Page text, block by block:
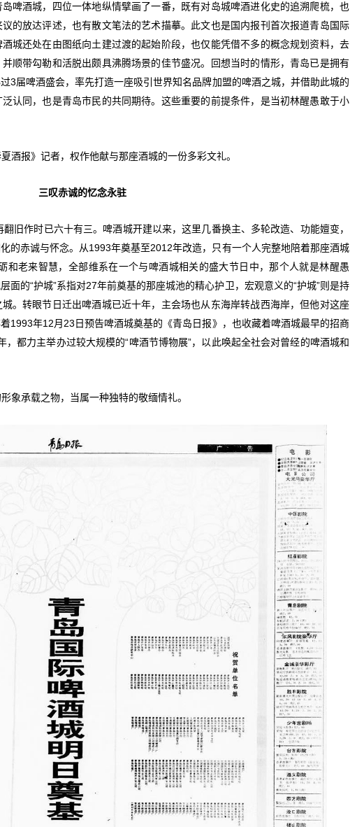
啤酒城，四位一体地纵情擘画了一番，既有对岛城啤酒进化史的追溯爬梳，也
的放达评述，也有散文笔法的艺术描摹。此文也是国内报刊首次报道青岛国际
城还处在由图纸向土建过渡的起始阶段，也仅能凭借不多的概念规划资料，去
顺带勾勒和活脱出颇具沸腾场景的佳节盛况。回想当时的情形，青岛已是拥有
3届啤酒盛会，率先打造一座吸引世界知名品牌加盟的啤酒之城，并借助此城的
认同，也是青岛市民的共同期待。这些重要的前提条件，是当初林醒愚敢于小
酒报》记者，权作他献与那座酒城的一份多彩文礼。
三叹赤诚的忆念永驻
旧作时已六十有三。啤酒城开建以来，这里几番换主、多轮改造、功能嬗变，
的赤诚与怀念。从1993年奠基至2012年改造，只有一个人完整地陪着那座酒城
和老来智慧，全部维系在一个与啤酒城相关的盛大节日中，那个人就是林醒愚
的“护城”系指对27年前奠基的那座城池的精心护卫，宏观意义的“护城”则是持
。转眼节日迁出啤酒城已近十年，主会场也从东海岸转战西海岸，但他对这座
1993年12月23日预告啤酒城奠基的《青岛日报》，也收藏着啤酒城最早的招商
都力主举办过较大规模的“啤酒节博物展”，以此唤起全社会对曾经的啤酒城和
象承载之物，当属一种独特的敬缅情礼。